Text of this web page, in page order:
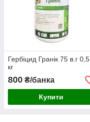
Гербіцид Гранік 75 в.г 0,5
кг
800 ₴/банка
Купити